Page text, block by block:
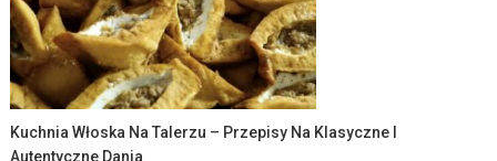
Kuchnia Włoska Na Talerzu – Przepisy Na Klasyczne I
Autentyczne Dania